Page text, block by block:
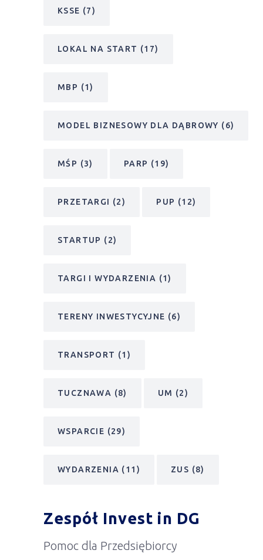
KSSE (7)
LOKAL NA START (17)
MBP (1)
MODEL BIZNESOWY DLA DĄBROWY (6)
MŚP (3) PARP (19)
PRZETARGI (2) PUP (12)
STARTUP (2)
TARGI I WYDARZENIA (1)
TERENY INWESTYCYJNE (6)
TRANSPORT (1)
TUCZNAWA (8) UM (2)
WSPARCIE (29)
WYDARZENIA (11) ZUS (8)
Zespół Invest in DG
Pomoc dla Przedsiębiorcy